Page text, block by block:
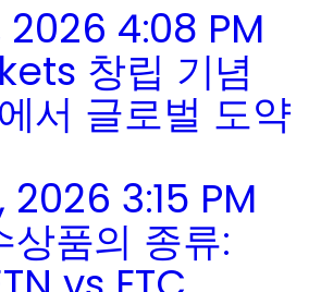
4:08 PM
창립 기념
서 글로벌 도약
3:15 PM
상품의 종류: